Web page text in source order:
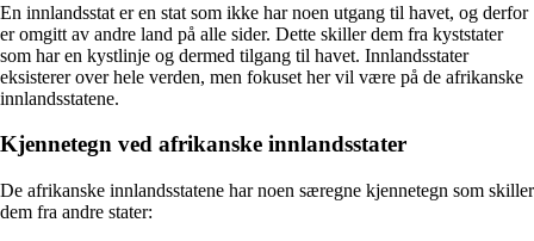
En innlandsstat er en stat som ikke har noen utgang til havet, og derfor
er omgitt av andre land på alle sider. Dette skiller dem fra kyststater
som har en kystlinje og dermed tilgang til havet. Innlandsstater
eksisterer over hele verden, men fokuset her vil være på de afrikanske
innlandsstatene.
Kjennetegn ved afrikanske innlandsstater
De afrikanske innlandsstatene har noen særegne kjennetegn som skiller
dem fra andre stater: